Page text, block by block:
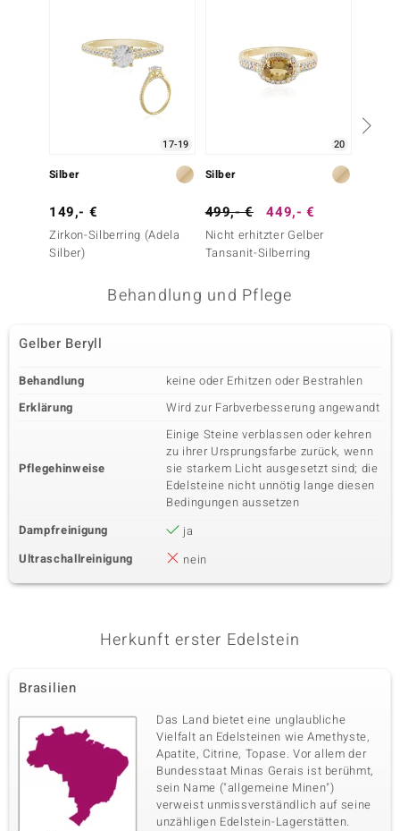
17-19
Silber
149,- €
Zirkon-Silberring (Adela
Silber)
20
Silber
499,- € 449,- €
Nicht erhitzter Gelber
Tansanit-Silberring
Behandlung und Pflege
Gelber Beryll
Behandlung
keine oder Erhitzen oder Bestrahlen
Erklärung
Wird zur Farbverbesserung angewandt
Pflegehinweise
Einige Steine verblassen oder kehren
zu ihrer Ursprungsfarbe zurück, wenn
sie starkem Licht ausgesetzt sind; die
Edelsteine nicht unnötig lange diesen
Bedingungen aussetzen
Dampfreinigung
ja
Ultraschallreinigung
nein
Herkunft erster Edelstein
Brasilien
Das Land bietet eine unglaubliche
Vielfalt an Edelsteinen wie Amethyste,
Apatite, Citrine, Topase. Vor allem der
Bundesstaat Minas Gerais ist berühmt,
sein Name ("allgemeine Minen")
verweist unmissverständlich auf seine
unzähligen Edelstein-Lagerstätten.